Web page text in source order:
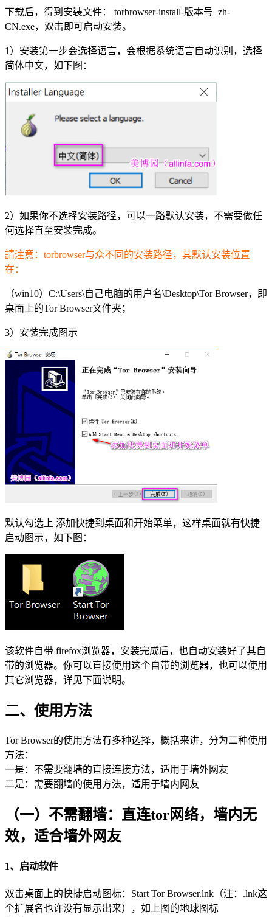
下载后，得到安裝文件： torbrowser-install-版本号_zh-
CN.exe，双击即可启动安装。
1）安装第一步会选择语言，会根据系统语言自动识别，选择
简体中文，如下图：
2）如果你不选择安装路径，可以一路默认安装，不需要做任
何选择直至安装完成。
請注意：torbrowser与众不同的安装路径，其默认安装位置
在：
（win10）C:\Users\自己电脑的用户名\Desktop\Tor Browser，即
桌面上的Tor Browser文件夹；
3）安装完成图示
默认勾选上 添加快捷到桌面和开始菜单，这样桌面就有快捷
启动图示，如下图：
该软件自带 firefox浏览器，安装完成后，也自动安装好了其自
带的浏览器。你可以直接使用这个自带的浏览器，也可以使用
其它浏览器，详见下面说明。
二、使用方法
Tor Browser的使用方法有多种选择，概括来讲，分为二种使用
方法：
一是：不需要翻墙的直接连接方法，适用于墙外网友
二是：需要翻墙的使用方法，适用于墙内网友
（一）不需翻墙：直连tor网络，墙内无
效，适合墙外网友
1、启动软件
双击桌面上的快捷启动图标：Start Tor Browser.lnk（注：.lnk这
个扩展名也许没有显示出来），如上图的地球图标